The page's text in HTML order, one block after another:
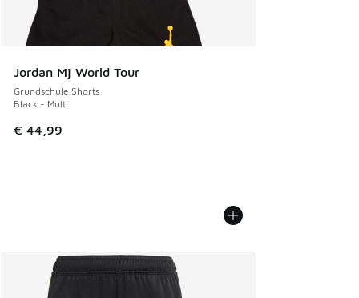
Jordan Mj World Tour
Grundschule Shorts
Black - Multi
€ 44,99